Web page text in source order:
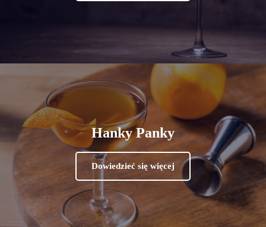
Hanky Panky
Dowiedzieć się więcej